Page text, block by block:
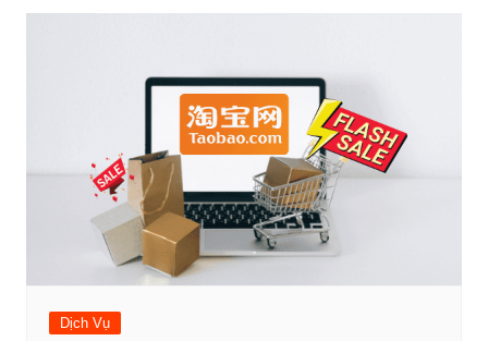
Dịch Vụ